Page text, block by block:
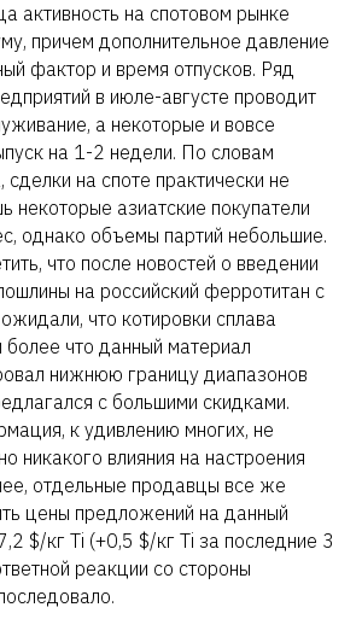
активность на спотовом рынке
причем дополнительное давление
фактор и время отпусков. Ряд
в июле-августе проводит
а некоторые и вовсе
на 1-2 недели. По словам
сделки на споте практически не
некоторые азиатские покупатели
однако объемы партий небольшие.
что после новостей о введении
на российский ферротитан с
что котировки сплава
более что данный материал
нижнюю границу диапазонов
с большими скидками.
к удивлению многих, не
никакого влияния на настроения
отдельные продавцы все же
цены предложений на данный
$/кг Ti (+0,5 $/кг Ti за последние 3
реакции со стороны